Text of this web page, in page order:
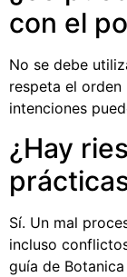
con el
No se debe
respeta el
intenciones
¿Hay
Sí. Un mal
incluso
guía de